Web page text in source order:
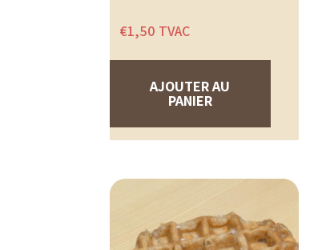
€1,50 TVAC
AJOUTER AU
PANIER